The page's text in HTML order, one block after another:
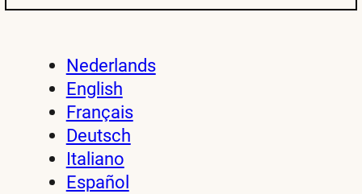
Nederlands
English
Français
Deutsch
Italiano
Español